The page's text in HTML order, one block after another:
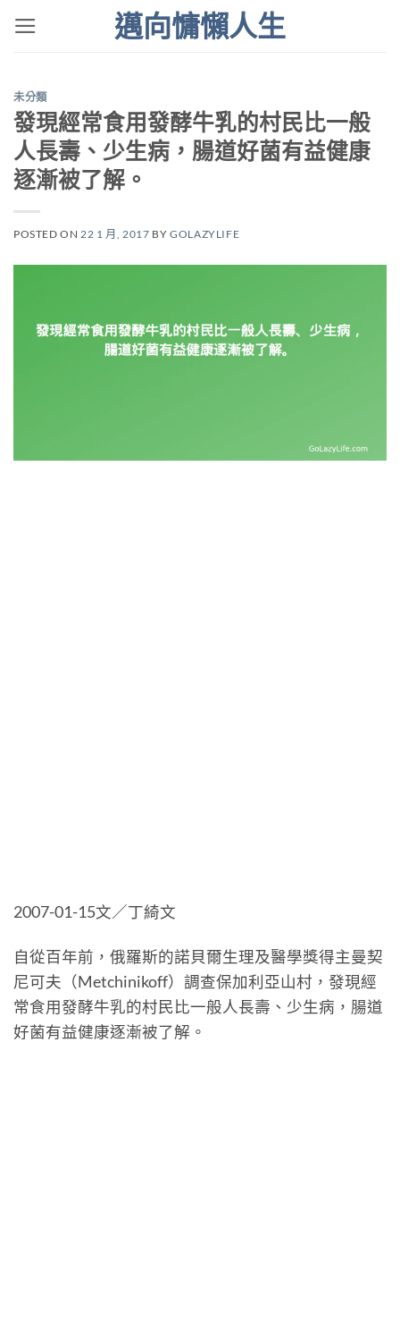
邁向慵懶人生
未分類
發現經常食用發酵牛乳的村民比一般
人長壽、少生病，腸道好菌有益健康
逐漸被了解。
POSTED ON22 1 月, 2017 BYGOLAZYLIFE
2007-01-15文／丁綺文
自從百年前，俄羅斯的諾貝爾生理及醫學獎得主曼契
尼可夫（Metchinikoff）調查保加利亞山村，發現經
常食用發酵牛乳的村民比一般人長壽、少生病，腸道
好菌有益健康逐漸被了解。